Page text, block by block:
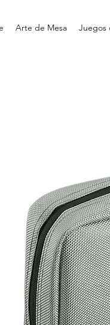
Arte de Mesa Juegos